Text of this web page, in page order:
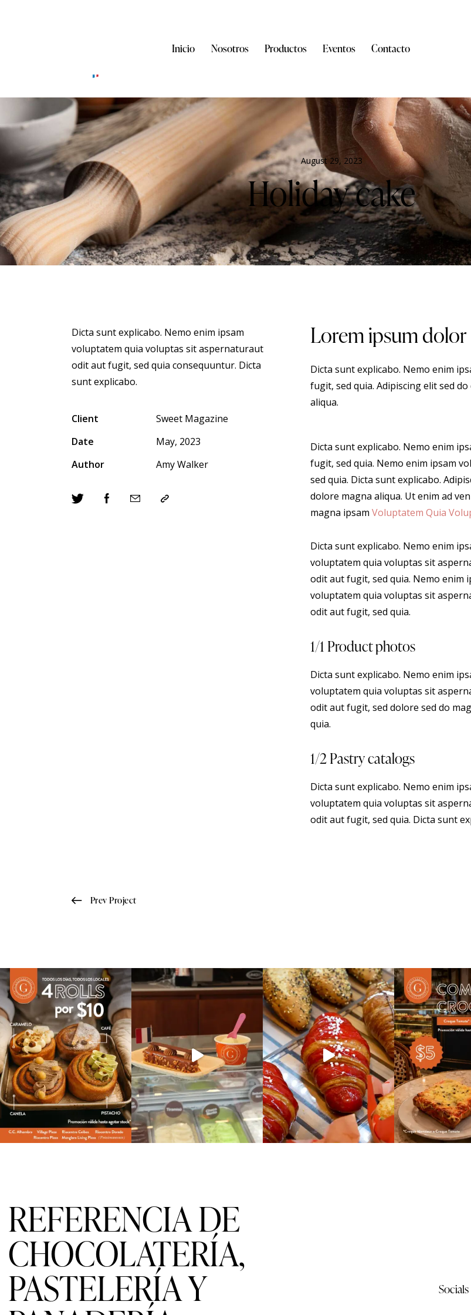
Inicio Nosotros Productos Eventos Contacto
August 29, 2023
Holiday cake
Dicta sunt explicabo. Nemo enim ipsam
voluptatem quia voluptas sit aspernaturaut
odit aut fugit, sed quia consequuntur. Dicta
sunt explicabo.
Client
Sweet Magazine
Date
May, 2023
Author
Amy Walker
Lorem ipsum dolor
Dicta sunt explicabo. Nemo enim
fugit, sed quia. Adipiscing elit sed
aliqua.
Dicta sunt explicabo. Nemo enim
fugit, sed quia. Nemo enim ipsam
sed quia. Dicta sunt explicabo.
dolore magna aliqua. Ut enim ad
magna ipsam Voluptatem Quia
Dicta sunt explicabo. Nemo enim
voluptatem quia voluptas sit
odit aut fugit, sed quia. Nemo enim
voluptatem quia voluptas sit
odit aut fugit, sed quia.
1/1 Product photos
Dicta sunt explicabo. Nemo enim
voluptatem quia voluptas sit
odit aut fugit, sed dolore sed do
quia.
1/2 Pastry catalogs
Dicta sunt explicabo. Nemo enim
voluptatem quia voluptas sit
odit aut fugit, sed quia. Dicta sunt
Prev Project
REFERENCIA DE
CHOCOLATERÍA,
PASTELERÍA Y Socials